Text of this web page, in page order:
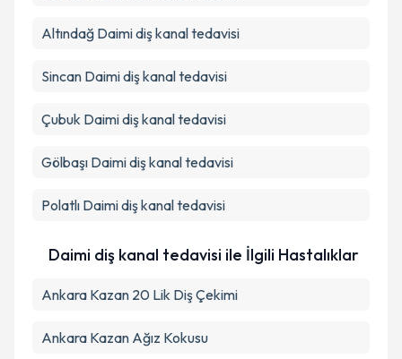
Altındağ Daimi diş kanal tedavisi
Sincan Daimi diş kanal tedavisi
Çubuk Daimi diş kanal tedavisi
Gölbaşı Daimi diş kanal tedavisi
Polatlı Daimi diş kanal tedavisi
Daimi diş kanal tedavisi ile İlgili Hastalıklar
Ankara Kazan 20 Lik Diş Çekimi
Ankara Kazan Ağız Kokusu